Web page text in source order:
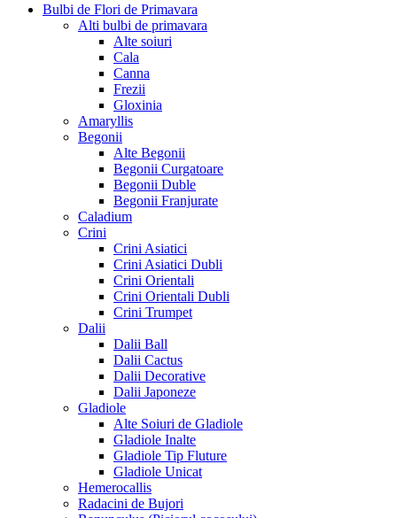
Bulbi de Flori de Primavara
Alti bulbi de primavara
Alte soiuri
Cala
Canna
Frezii
Gloxinia
Amaryllis
Begonii
Alte Begonii
Begonii Curgatoare
Begonii Duble
Begonii Franjurate
Caladium
Crini
Crini Asiatici
Crini Asiatici Dubli
Crini Orientali
Crini Orientali Dubli
Crini Trumpet
Dalii
Dalii Ball
Dalii Cactus
Dalii Decorative
Dalii Japoneze
Gladiole
Alte Soiuri de Gladiole
Gladiole Inalte
Gladiole Tip Fluture
Gladiole Unicat
Hemerocallis
Radacini de Bujori